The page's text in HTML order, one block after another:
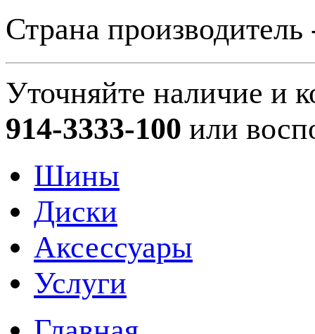
Страна
Уточняйте наличие и
914-3333-100 или
Шины
Диски
Аксессуары
Услуги